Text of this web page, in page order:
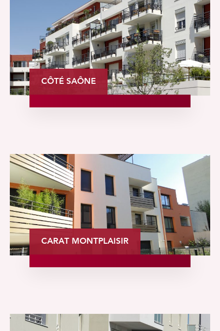
Face à l'urgence sanitaire imposée par le Covid-19,
vous en privilégiant le téléphone, les mails et autres
dispositifs numériques.
CÔTÉ SAÔNE
CARAT MONTPLAISIR